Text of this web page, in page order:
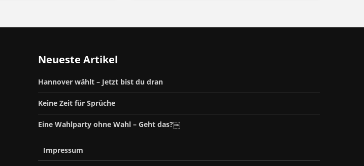
Neueste Artikel
Hannover wählt – Jetzt bist du dran
Keine Zeit für Sprüche
Eine Wahlparty ohne Wahl – Geht das?￼
Impressum